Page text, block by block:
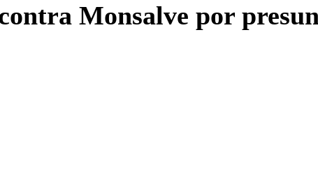
Monsalve por